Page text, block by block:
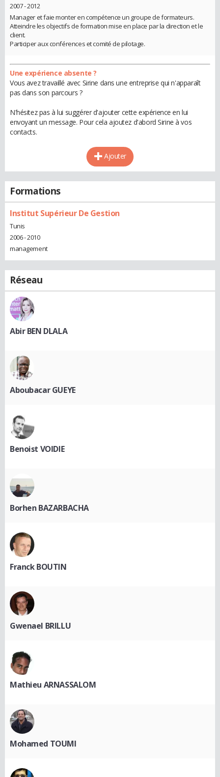
2007 - 2012
Manager et faie monter en compétence un groupe de formateurs.
Atteindre les objectifs de formation mise en place par la direction et le
client.
Participer aux conférences et comité de pilotage.
Une expérience absente ?
Vous avez travaillé avec Sirine dans une entreprise qui n'apparaît
pas dans son parcours ?
N'hésitez pas à lui suggérer d'ajouter cette expérience en lui
envoyant un message. Pour cela ajoutez d'abord Sirine à vos
contacts.
Ajouter
Formations
Institut Supérieur De Gestion
Tunis
2006 - 2010
management
Réseau
Abir BEN DLALA
Aboubacar GUEYE
Benoist VOIDIE
Borhen BAZARBACHA
Franck BOUTIN
Gwenael BRILLU
Mathieu ARNASSALOM
Mohamed TOUMI